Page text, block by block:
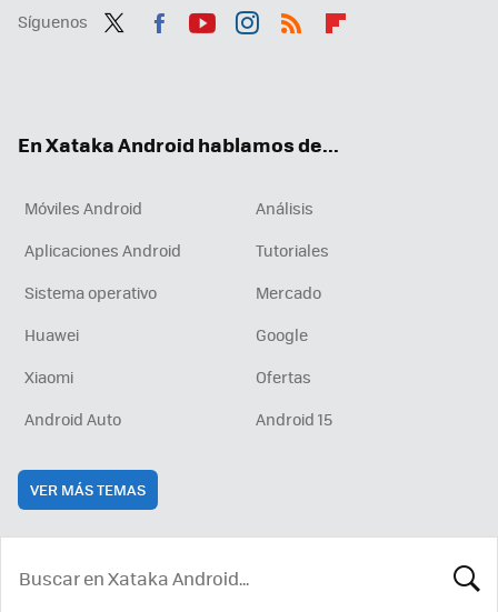
Síguenos
En Xataka Android hablamos de...
Móviles Android
Análisis
Aplicaciones Android
Tutoriales
Sistema operativo
Mercado
Huawei
Google
Xiaomi
Ofertas
Android Auto
Android 15
VER MÁS TEMAS